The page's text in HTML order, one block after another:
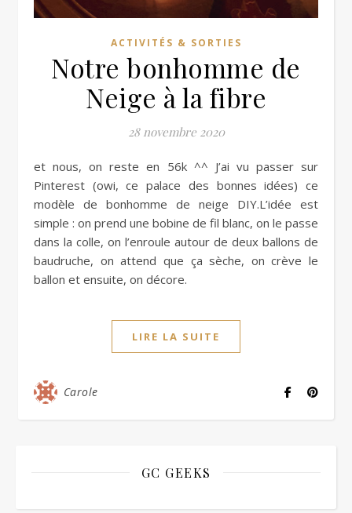
ACTIVITÉS & SORTIES
Notre bonhomme de
Neige à la fibre
28 novembre 2020
et nous, on reste en 56k ^^ J’ai vu passer sur
Pinterest (owi, ce palace des bonnes idées) ce
modèle de bonhomme de neige DIY.L’idée est
simple : on prend une bobine de fil blanc, on le passe
dans la colle, on l’enroule autour de deux ballons de
baudruche, on attend que ça sèche, on crève le
ballon et ensuite, on décore.
LIRE LA SUITE
Carole
GC GEEKS